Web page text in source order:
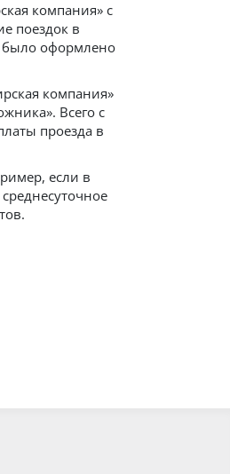
компания» с
поездок в
было оформлено
компания»
Всего с
проезда в
если в